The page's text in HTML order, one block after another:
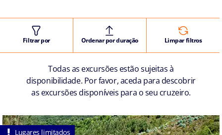
Filtrar por Ordenar por duração Limpar filtros
Todas as excursões estão sujeitas à
disponibilidade. Por favor, aceda para descobrir
as excursões disponíveis para o seu cruzeiro.
Lugares limitados